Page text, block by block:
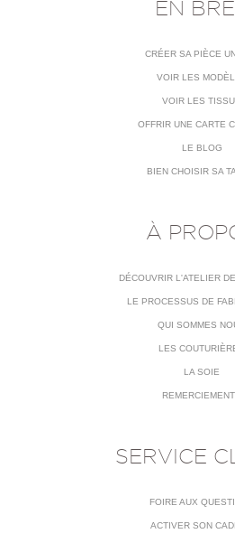
EN
CRÉER SA PIÈCE
VOIR LES
VOIR LES
OFFRIR UNE CARTE
LE BLOG
BIEN CHOISIR SA
À
DÉCOUVRIR L'ATELIER
LE PROCESSUS DE
QUI SOMMES
LES
LA SOIE
SERVICE
FOIRE AUX
ACTIVER SON